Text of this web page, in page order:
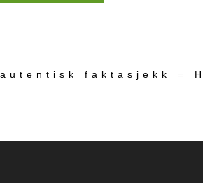
faktasjekk =